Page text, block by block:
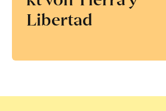
Libertad